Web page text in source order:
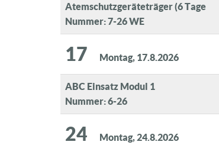
Atemschutzgeräteträger (6 Tage
Nummer: 7-26 WE
17 Montag, 17.8.2026
ABC Einsatz Modul 1
Nummer: 6-26
24 Montag, 24.8.2026